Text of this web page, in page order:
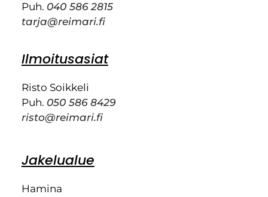
Puh. 040 586 2815
tarja@reimari.fi
Ilmoitusasiat
Risto Soikkeli
Puh. 050 586 8429
risto@reimari.fi
Jakelualue
Hamina